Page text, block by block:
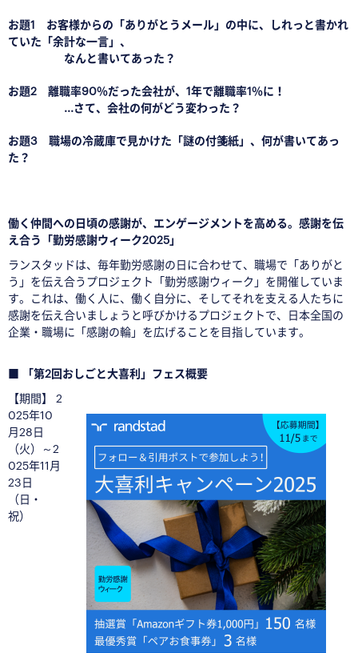
お題1 お客様からの「ありがとうメール」の中に、しれっと書かれ
ていた「余計な一言」、
なんと書いてあった？
お題2 離職率90％だった会社が、1年で離職率1％に！
...さて、会社の何がどう変わった？
お題3 職場の冷蔵庫で見かけた「謎の付箋紙」、何が書いてあっ
た？
働く仲間への日頃の感謝が、エンゲージメントを高める。感謝を伝
え合う「勤労感謝ウィーク2025」
ランスタッドは、毎年勤労感謝の日に合わせて、職場で「ありがと
う」を伝え合うプロジェクト「勤労感謝ウィーク」を開催していま
す。これは、働く人に、働く自分に、そしてそれを支える人たちに
感謝を伝え合いましょうと呼びかけるプロジェクトで、日本全国の
企業・職場に「感謝の輪」を広げることを目指しています。
■ 「第2回おしごと大喜利」フェス概要
【期間】 2
025年10
月28日
（火）～2
025年11月
23日
（日・
祝）